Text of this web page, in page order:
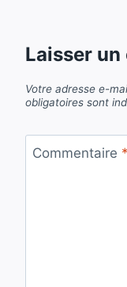
Laisser
Votre adresse e-
obligatoires sont
Commentaire *